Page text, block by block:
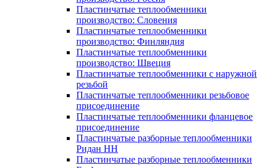
Пластинчатые теплообменники
производство: Словения
Пластинчатые теплообменники
производство: Финляндия
Пластинчатые теплообменники
производство: Швеция
Пластинчатые теплообменники с наружной
резьбой
Пластинчатые теплообменники резьбовое
присоединение
Пластинчатые теплообменники фланцевое
присоединение
Пластинчатые разборные теплообменники
Ридан НН
Пластинчатые разборные теплообменники